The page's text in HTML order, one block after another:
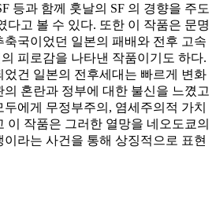
등과 함께 훗날의 SF 의 경향을 주도
다고 볼 수 있다. 또한 이 작품은 문명
국이었던 일본의 패배와 전후 고속
피로감을 나타낸 작품이기도 하다.
건 일본의 전후세대는 빠르게 변화
혼란과 정부에 대한 불신을 느꼈고
에게 무정부주의, 염세주의적 가치
이 작품은 그러한 열망을 네오도쿄의
라는 사건을 통해 상징적으로 표현